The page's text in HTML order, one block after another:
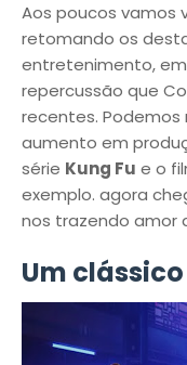
Aos poucos vamos
retomando os
entretenimento,
repercussão que
recentes. Podemos
aumento em
série Kung Fu e o
exemplo. agora
nos trazendo amor
Um